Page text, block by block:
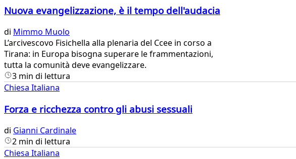
Nuova evangelizzazione, è il tempo dell'audacia
di Mimmo Muolo
L’arcivescovo Fisichella alla plenaria del Ccee in corso a
Tirana: in Europa bisogna superare le frammentazioni,
tutta la comunità deve evangelizzare.
3 min di lettura
Chiesa Italiana
Forza e ricchezza contro gli abusi sessuali
di Gianni Cardinale
2 min di lettura
Chiesa Italiana